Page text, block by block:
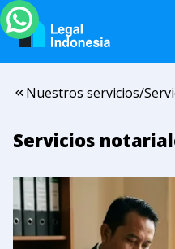
Nuestros servicios/
Servicios